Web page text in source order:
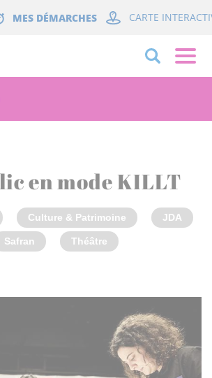
MES DÉMARCHES CARTE
en mode KILLT
Culture & Patrimoine JDA
Safran Théâtre